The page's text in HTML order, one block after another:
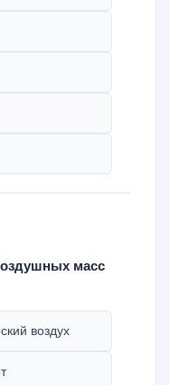
масс
воздух